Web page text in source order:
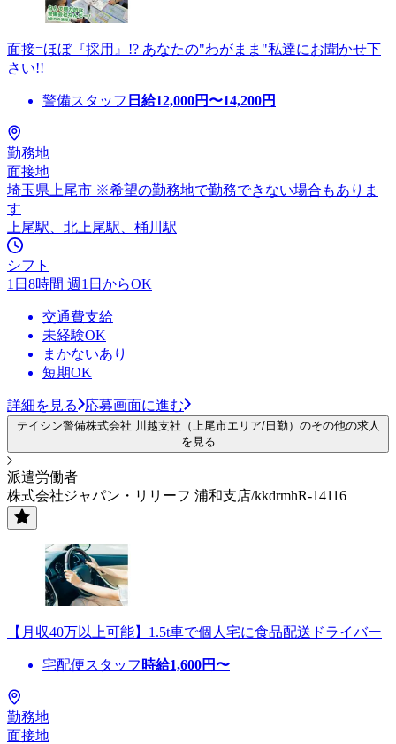
面接=ほぼ『採用』!? あなたの"わがまま"私達にお聞かせ下
さい!!
警備スタッフ 日給12,000円〜14,200円
勤務地
面接地
埼玉県上尾市 ※希望の勤務地で勤務できない場合もありま
す
上尾駅、北上尾駅、桶川駅
シフト
1日8時間 週1日からOK
交通費支給
未経験OK
まかないあり
短期OK
詳細を見る 応募画面に進む
テイシン警備株式会社 川越支社（上尾市エリア/日勤）のその他の求人
を見る
派遣労働者
株式会社ジャパン・リリーフ 浦和支店/kkdrmhR-14116
【月収40万以上可能】1.5t車で個人宅に食品配送ドライバー
宅配便スタッフ 時給1,600円〜
勤務地
面接地